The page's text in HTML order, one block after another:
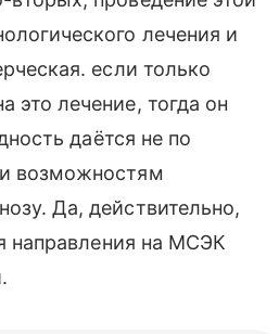
лечения и
если только
это лечение, тогда он
даётся не по
возможностям
Да, действительно,
направления на МСЭК